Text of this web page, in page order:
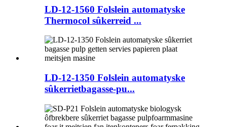
LD-12-1560 Folslein automatyske
Thermocol sûkerreid ...
LD-12-1350 Folslein automatyske
sûkerrietbagasse-pu...